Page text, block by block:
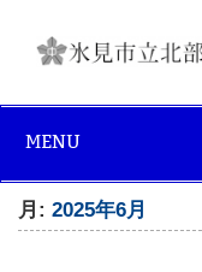
content
MENU
月:2025年6月